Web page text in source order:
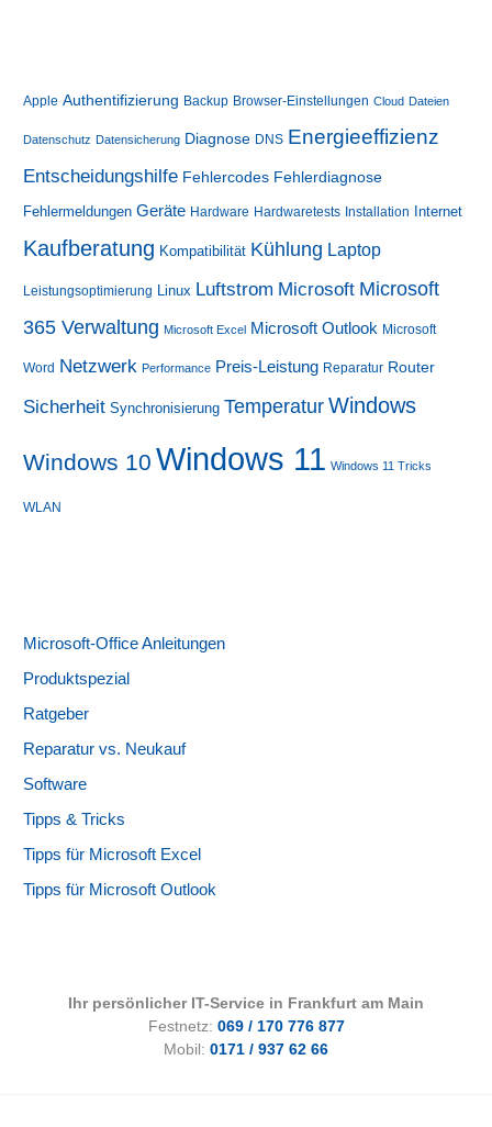
Apple Authentifizierung Backup Browser-Einstellungen Cloud Dateien
Datenschutz Datensicherung Diagnose DNS Energieeffizienz
Entscheidungshilfe Fehlercodes Fehlerdiagnose
Fehlermeldungen Geräte Hardware Hardwaretests Installation Internet
Kaufberatung Kompatibilität Kühlung Laptop
Leistungsoptimierung Linux Luftstrom Microsoft Microsoft
365 Verwaltung Microsoft Excel Microsoft Outlook Microsoft
Word Netzwerk Performance Preis-Leistung Reparatur Router
Sicherheit Synchronisierung Temperatur Windows
Windows 10 Windows 11 Windows 11 Tricks
WLAN
Microsoft-Office Anleitungen
Produktspezial
Ratgeber
Reparatur vs. Neukauf
Software
Tipps & Tricks
Tipps für Microsoft Excel
Tipps für Microsoft Outlook
Ihr persönlicher IT-Service in Frankfurt am Main
Festnetz: 069 / 170 776 877
Mobil: 0171 / 937 62 66